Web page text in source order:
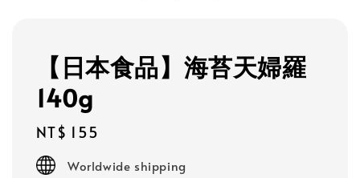
【日本食品】海苔天婦羅
140g
Regular
price
NT$ 155
Worldwide shipping